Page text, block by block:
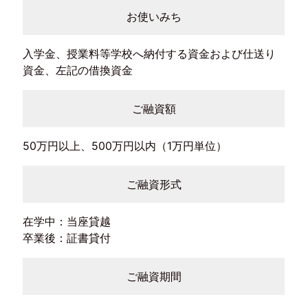
お使いみち
入学金、授業料等学校へ納付する資金および仕送り
資金、左記の借換資金
ご融資額
50万円以上、500万円以内（1万円単位）
ご融資形式
在学中：当座貸越
卒業後：証書貸付
ご融資期間